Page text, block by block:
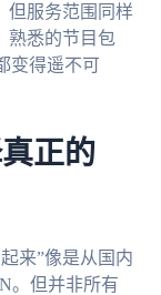
但服务范围同样
熟悉的节目包
变得遥不可
正的
来”像是从国内
。但并非所有